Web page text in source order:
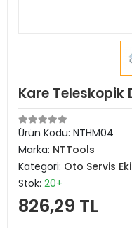
Kare Teleskopik
Ürün Kodu: NTHM04
Marka: NTTools
Kategori: Oto Servis
Stok: 20+
826,29 TL